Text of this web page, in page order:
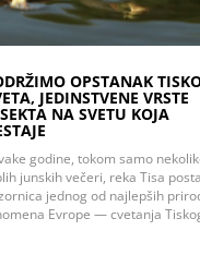
OPSTANAK
JEDINSTVENE VRSTE
NA SVETU KOJA
godine, tokom samo
junskih večeri, reka Tisa
jednog od najlepših
Evrope — cvetanja